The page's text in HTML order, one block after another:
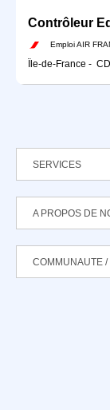
Contrôleur
Emploi AIR
Île-de-France -
SERVICES
A PROPOS DE
COMMUNAUTE